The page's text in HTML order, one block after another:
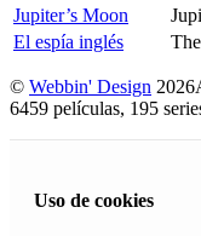
Jupiter’s Moon
El espía inglés
© Webbin' Design 2026
6459 películas, 195
Uso de cookies